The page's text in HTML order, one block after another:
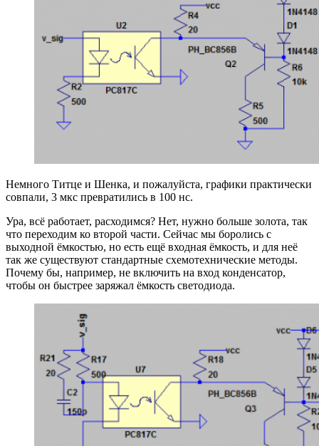
Немного Титце и Шенка, и пожалуйста, графики практически
совпали, 3 мкс превратились в 100 нс.
Ура, всё работает, расходимся? Нет, нужно больше золота, так
что переходим ко второй части. Сейчас мы боролись с
выходной ёмкостью, но есть ещё входная ёмкость, и для неё
так же существуют стандартные схемотехнические методы.
Почему бы, например, не включить на вход конденсатор,
чтобы он быстрее заряжал ёмкость светодиода.